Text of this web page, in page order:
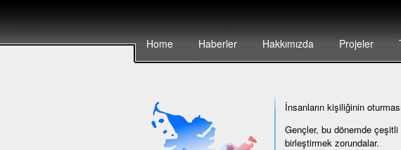
Home Haberler Hakkımızda Projeler
İnsanların kişiliğinin
Gençler, bu dönemde
birleştirmek zorundalar.